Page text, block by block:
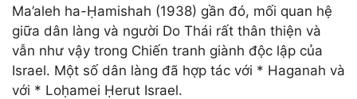
Ma’aleh ha-Ḥamishah (1938) gần đó, mối quan hệ
giữa dân làng và người Do Thái rất thân thiện và
vẫn như vậy trong Chiến tranh giành độc lập của
Israel. Một số dân làng đã hợp tác với * Haganah và
với * Loḥamei Ḥerut Israel.